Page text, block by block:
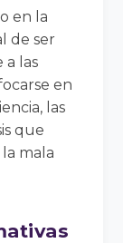
en la
de ser
a las
en
las
que
mala